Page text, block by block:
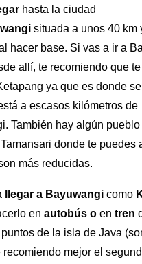
hasta la ciudad
situada a unos 40 km
hacer base. Si vas a ir a
allí, te recomiendo que
ya que es donde
a escasos kilómetros de
También hay algún
Tamansari donde te puedes
más reducidas.
llegar a Bayuwangi como
en autobús o en tren
de la isla de Java
recomiendo mejor el